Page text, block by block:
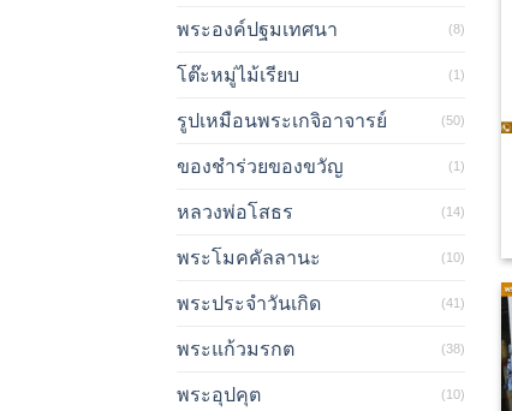
พระองค์ปฐมเทศนา (8)
โต๊ะหมู่ไม้เรียบ (1)
รูปเหมือนพระเกจิอาจารย์ (50)
ของชำร่วยของขวัญ (1)
หลวงพ่อโสธร (14)
พระโมคคัลลานะ (10)
พระประจำวันเกิด (41)
พระแก้วมรกต (38)
พระอุปคุต (10)